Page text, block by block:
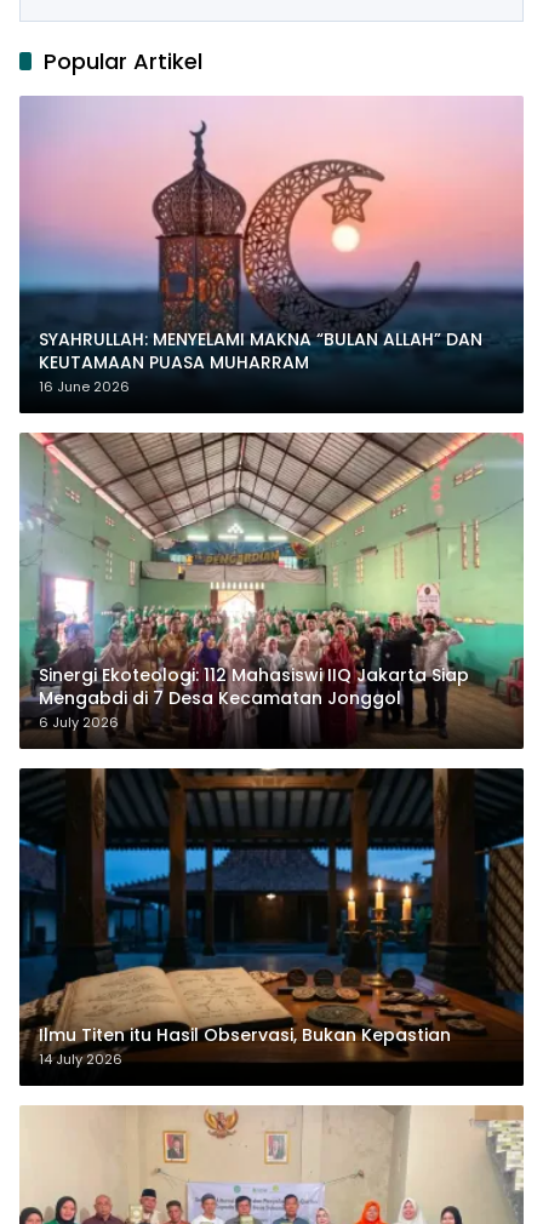
Popular Artikel
SYAHRULLAH: MENYELAMI MAKNA “BULAN ALLAH” DAN
KEUTAMAAN PUASA MUHARRAM
16 June 2026
‎Sinergi Ekoteologi: 112 Mahasiswi IIQ Jakarta Siap
Mengabdi di 7 Desa Kecamatan Jonggol
6 July 2026
Ilmu Titen itu Hasil Observasi, Bukan Kepastian
14 July 2026